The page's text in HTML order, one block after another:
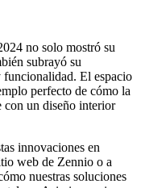
no solo mostró su
subrayó su
funcionalidad. El espacio
perfecto de cómo la
con un diseño interior
innovaciones en
web de Zennio o a
nuestras soluciones